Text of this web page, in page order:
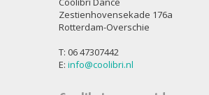
Zestienhovensekade 176a
Rotterdam-Overschie
T: 06 47307442
E: info@coolibri.nl